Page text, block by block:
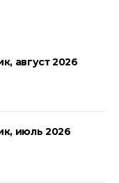
август 2026
июль 2026